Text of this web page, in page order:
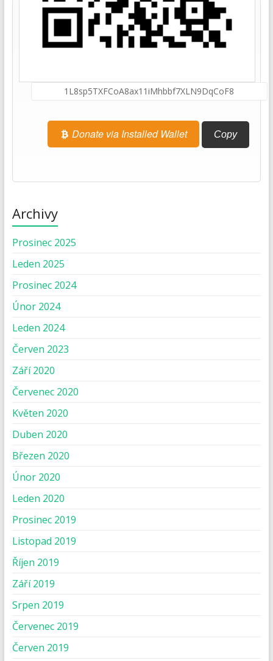
Donate via Installed Wallet Copy
Archivy
Prosinec 2025
Leden 2025
Prosinec 2024
Únor 2024
Leden 2024
Červen 2023
Září 2020
Červenec 2020
Květen 2020
Duben 2020
Březen 2020
Únor 2020
Leden 2020
Prosinec 2019
Listopad 2019
Říjen 2019
Září 2019
Srpen 2019
Červenec 2019
Červen 2019